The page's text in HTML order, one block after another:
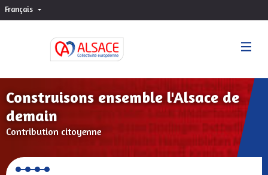
Français Choisir la langue
Construisons ensemble l'Alsace de
demain
Contribution citoyenne